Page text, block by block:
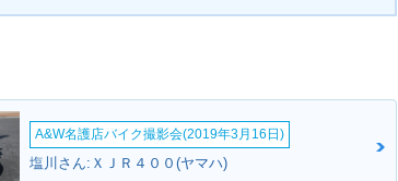
A&W名護店バイク撮影会(2019年3月16日)
塩川さん:ＸＪＲ４００(ヤマハ)